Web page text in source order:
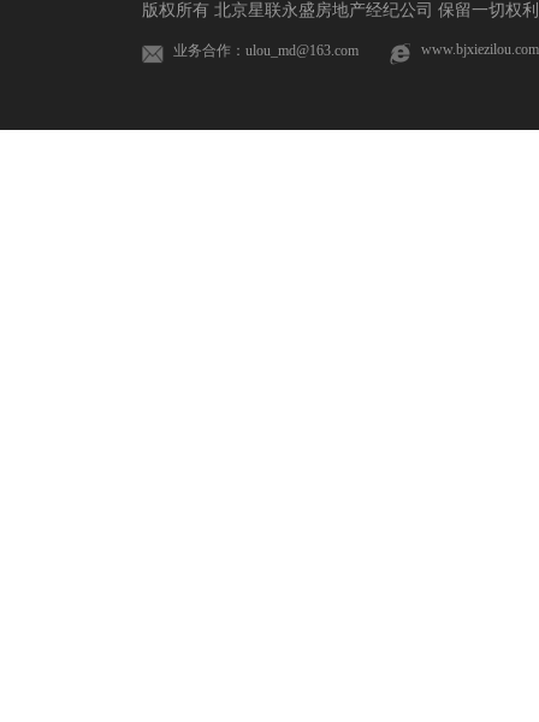
版权所有 北京星联永盛房地产经纪公司 保留一切权
业务合作：ulou_md@163.com www.bjxiezilou.com